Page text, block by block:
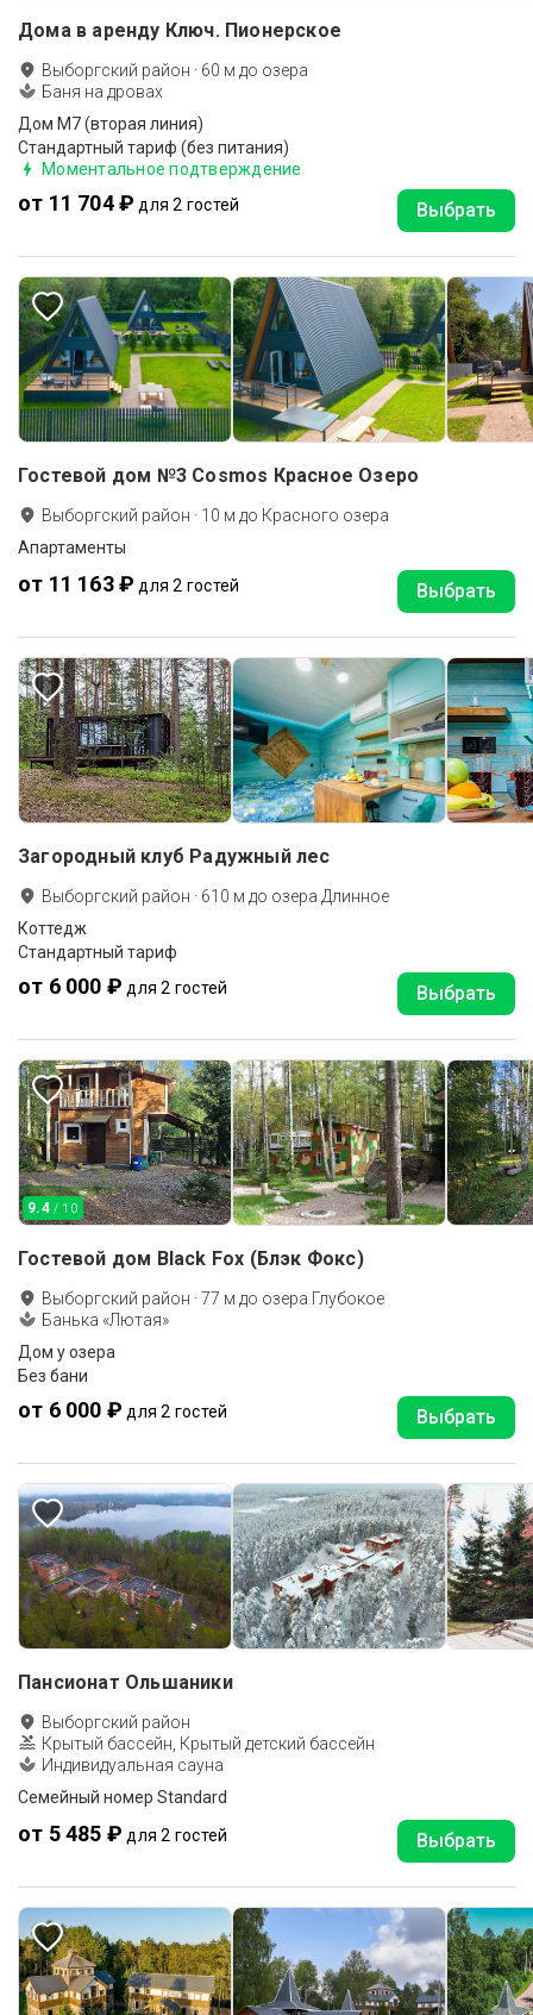
Дома в аренду Ключ. Пионерское
Выборгский район · 60 м до озера
Баня на дровах
Дом M7 (вторая линия)
Стандартный тариф (без питания)
Моментальное подтверждение
от 11 704 ₽ для 2 гостей Выбрать
Гостевой дом №3 Cosmos Красное Озеро
Выборгский район · 10 м до Красного озера
Апартаменты
от 11 163 ₽ для 2 гостей Выбрать
Загородный клуб Радужный лес
Выборгский район · 610 м до озера Длинное
Коттедж
Стандартный тариф
от 6 000 ₽ для 2 гостей Выбрать
9.4 / 10
Гостевой дом Black Fox (Блэк Фокс)
Выборгский район ·77 м до озера Глубокое
Банька «Лютая»
Дом у озера
Без бани
от 6 000 ₽ для 2 гостей Выбрать
Пансионат Ольшаники
Выборгский район
Крытый бассейн, Крытый детский бассейн
Индивидуальная сауна
Семейный номер Standard
от 5 485 ₽ для 2 гостей Выбрать